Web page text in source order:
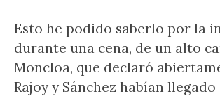
Esto he podido saberlo por la
durante una cena, de un alto
Moncloa, que declaró
Rajoy y Sánchez habían llegado